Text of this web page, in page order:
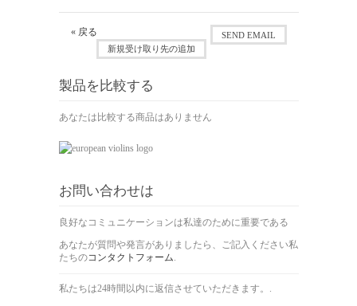
« 戻る
SEND EMAIL
新規受け取り先の追加
製品を比較する
あなたは比較する商品はありません
お問い合わせは
良好なコミュニケーションは私達のために重要である
あなたが質問や発言がありましたら、ご記入ください私
たちのコンタクトフォーム.
私たちは24時間以内に返信させていただきます。.